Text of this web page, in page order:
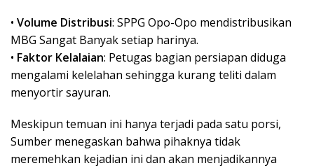
• ​ Volume Distribusi: SPPG Opo-Opo mendistribusikan
MBG Sangat Banyak setiap harinya.
• ​ Faktor Kelalaian: Petugas bagian persiapan diduga
mengalami kelelahan sehingga kurang teliti dalam
menyortir sayuran.
​Meskipun temuan ini hanya terjadi pada satu porsi,
Sumber menegaskan bahwa pihaknya tidak
meremehkan kejadian ini dan akan menjadikannya